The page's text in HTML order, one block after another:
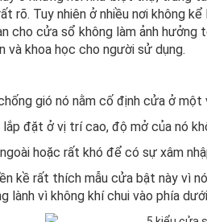
rõ. Tuy nhiên ở nhiều nơi không
cửa sổ không làm ảnh hưởng
và khoa học cho người sử dụng.
gió nó nằm cố định cửa ở một
đặt ở vị trí cao, độ mở của nó
hoặc rất khó để có sự xâm
kề rất thích mẫu cửa bật này vì
lành vì không khí chui vào phía